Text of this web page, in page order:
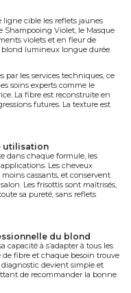
ligne cible les reflets jaunes
Shampooing Violet, le Masque
violets et en fleur de
lumineux longue durée.
par les services techniques, ce
soins experts comme le
La fibre est reconstruite en
futures. La texture est
utilisation
dans chaque formule, les
Les cheveux
moins cassants, et conservent
Les frisottis sont maîtrisés,
sa pureté, sans reflets
du blond
capacité à s’adapter à tous les
fibre et chaque besoin trouve
devient simple et
de recommander la bonne